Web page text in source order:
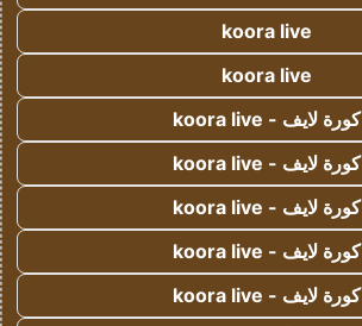
koora live
koora live
كورة لايف - koora live
كورة لايف - koora live
كورة لايف - koora live
كورة لايف - koora live
كورة لايف - koora live